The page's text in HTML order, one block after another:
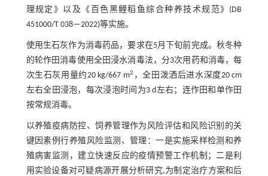
理规定》以及《百色黑鲤稻鱼综合种养技术规范》(DB
451000/T 038—2022)等实施。
使用生石灰作为消毒药品，要求在5月下旬前完成。秋冬种
的轮作田消毒使用全田浸水消毒法，分3次用药和消毒，每
次生石灰用量约20 kg/667 m2 ，全田泼洒后进水深度20 cm
左右全田浸泡，每次浸泡时间为3 d左右；连作田和单作田
按常规消毒。
以养殖疫病防控、饲养管理作为风险评估和风险识别的关
键因素例行养殖风险监测、管理：一是实施采样检测和养
殖病害监测，建立快速反应的疫情预警工作机制；二是利
用实验设备对可疑病源开展分析研究,为制定治疗方案和后